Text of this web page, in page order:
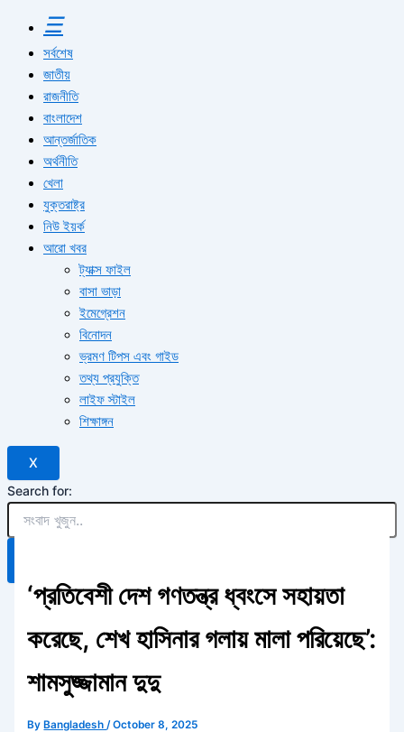
☰
সর্বশেষ
জাতীয়
রাজনীতি
বাংলাদেশ
আন্তর্জাতিক
অর্থনীতি
খেলা
যুক্তরাষ্ট্র
নিউ ইয়র্ক
আরো খবর
ট্যাক্স ফাইল
বাসা ভাড়া
ইমেগ্রেশন
বিনোদন
ভ্রমণ টিপস এবং গাইড
তথ্য প্রযুক্তি
লাইফ স্টাইল
শিক্ষাঙ্গন
X
Search for:
‘প্রতিবেশী দেশ গণতন্ত্র ধ্বংসে সহায়তা
করেছে, শেখ হাসিনার গলায় মালা পরিয়েছে’:
শামসুজ্জামান দুদু
ByBangladesh/October 8, 2025